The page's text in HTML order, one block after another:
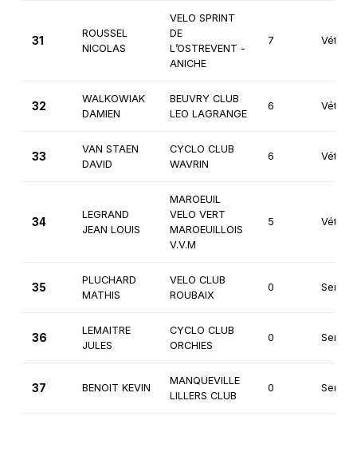
31
ROUSSEL
NICOLAS
VELO SPRINT
DE
L’OSTREVENT -
ANICHE
7
32
WALKOWIAK
DAMIEN
BEUVRY CLUB
LEO LAGRANGE
6
33
VAN STAEN
DAVID
CYCLO CLUB
WAVRIN
6
34
LEGRAND
JEAN LOUIS
MAROEUIL
VELO VERT
MAROEUILLOIS
V.V.M
5
35
PLUCHARD
MATHIS
VELO CLUB
ROUBAIX
0
36
LEMAITRE
JULES
CYCLO CLUB
ORCHIES
0
37 BENOIT KEVIN
MANQUEVILLE
LILLERS CLUB
0